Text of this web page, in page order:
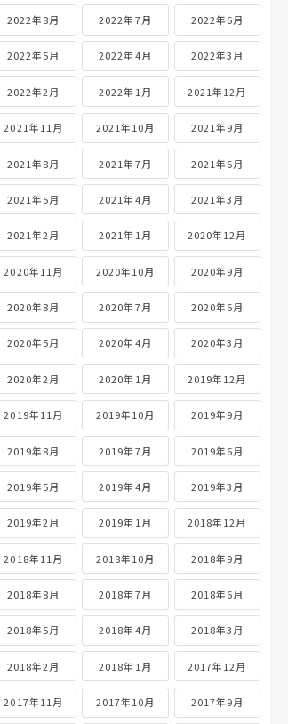
2022年8月 2022年7月 2022年6月
2022年5月 2022年4月 2022年3月
2022年2月 2022年1月 2021年12月
2021年11月 2021年10月 2021年9月
2021年8月 2021年7月 2021年6月
2021年5月 2021年4月 2021年3月
2021年2月 2021年1月 2020年12月
2020年11月 2020年10月 2020年9月
2020年8月 2020年7月 2020年6月
2020年5月 2020年4月 2020年3月
2020年2月 2020年1月 2019年12月
2019年11月 2019年10月 2019年9月
2019年8月 2019年7月 2019年6月
2019年5月 2019年4月 2019年3月
2019年2月 2019年1月 2018年12月
2018年11月 2018年10月 2018年9月
2018年8月 2018年7月 2018年6月
2018年5月 2018年4月 2018年3月
2018年2月 2018年1月 2017年12月
2017年11月 2017年10月 2017年9月